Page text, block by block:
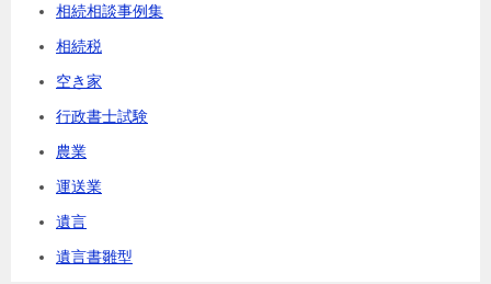
相続相談事例集
相続税
空き家
行政書士試験
農業
運送業
遺言
遺言書雛型